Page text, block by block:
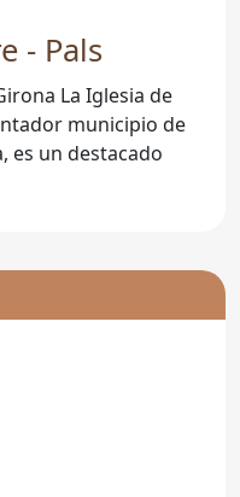
- Pals
de
municipio de
es un destacado